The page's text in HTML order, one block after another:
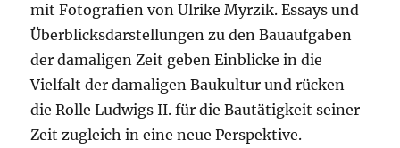
mit Fotografien von Ulrike Myrzik. Essays und
Überblicksdarstellungen zu den Bauaufgaben
der damaligen Zeit geben Einblicke in die
Vielfalt der damaligen Baukultur und rücken
die Rolle Ludwigs II. für die Bautätigkeit seiner
Zeit zugleich in eine neue Perspektive.